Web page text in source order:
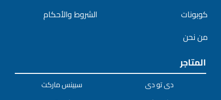
كوبونات
من نحن
الشروط والأحكام
المتاجر
دى تو دى
سبينس ماركت